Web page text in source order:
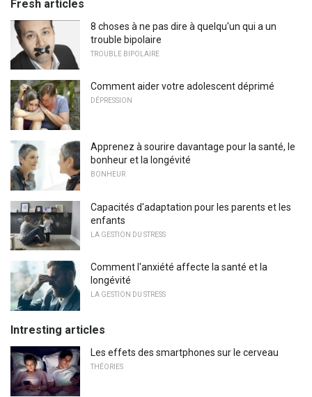
Fresh articles
8 choses à ne pas dire à quelqu'un qui a un
trouble bipolaire
TROUBLE BIPOLAIRE
Comment aider votre adolescent déprimé
DÉPRESSION
Apprenez à sourire davantage pour la santé, le
bonheur et la longévité
BONHEUR
Capacités d'adaptation pour les parents et les
enfants
LA GESTION DU STRESS
Comment l'anxiété affecte la santé et la
longévité
LA GESTION DU STRESS
Intresting articles
Les effets des smartphones sur le cerveau
THÉORIES